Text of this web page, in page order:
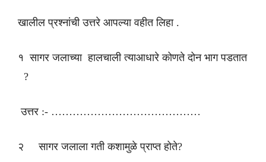
खालील प्रश्नांची उत्तरे आपल्या वहीत लिहा .
१ सागर जलाच्या हालचाली त्याआधारे कोणते दोन भाग पडतात
?
उत्तर :- ……………………………………
२ सागर जलाला गती कशामुळे प्राप्त होते?